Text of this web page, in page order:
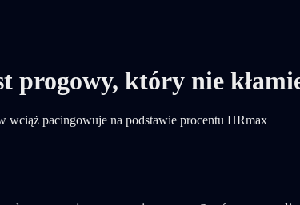
progowy, który nie
wciąż pacingowuje na podstawie procentu HRmax